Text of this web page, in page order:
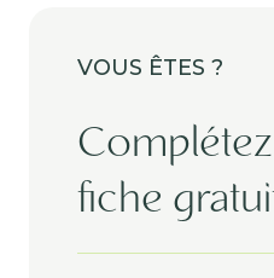
VOUS ÊTES ?
fiche